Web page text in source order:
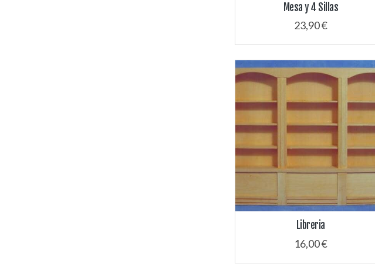
Mesa y 4 Sillas
23,90 €
Libreria
16,00 €